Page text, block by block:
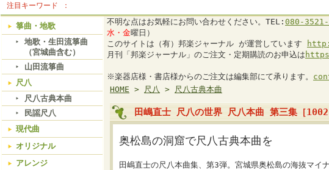
注目キーワード
箏曲・地歌
地歌・生田流箏曲
（宮城曲含む）
山田流箏曲
尺八
尺八古典本曲
民謡尺八
現代曲
オリジナル
アレンジ
不明な点はお気軽にお問い合わせください。TEL: 080-
水・金曜日）
このサイトは（有）邦楽ジャーナル が運営しています
月刊「邦楽ジャーナル」のご注文・定期購読のお申込は
※楽器店様・書店様からのご注文は編集部にて承ります。
HOME > 尺八 > 尺八古典本曲
田嶋直士 尺八の世界 尺八本曲 第三集［
奥松島の洞窟で尺八古典本曲を
田嶋直士の尺八本曲集、第3弾。宮城県奥松島の海抜マイ